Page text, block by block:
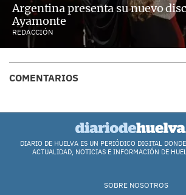
Argentina presenta su nuevo
Ayamonte
REDACCIÓN
COMENTARIOS
DIARIO DE HUELVA ES UN PERIÓDICO DIGITAL
ACTUALIDAD, NOTICIAS E INFORMACIÓN DE
SOBRE NOSOTROS